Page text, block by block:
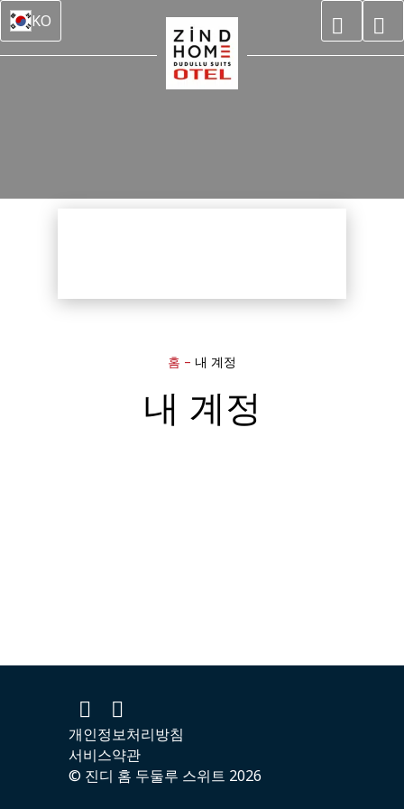
KO
홈 – 내 계정
내 계정
© 진디 홈 두둘루 스위트 2026
개인정보처리방침
서비스약관